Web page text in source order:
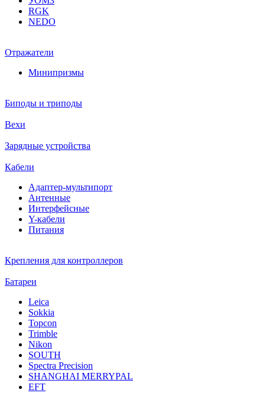
RGK
NEDO
Отражатели
Минипризмы
Биподы и триподы
Вехи
Зарядные устройства
Кабели
Адаптер-мультипорт
Антенные
Интерфейсные
Y-кабели
Питания
Крепления для контроллеров
Батареи
Leica
Sokkia
Topcon
Trimble
Nikon
SOUTH
Spectra Precision
SHANGHAI MERRYPAL
EFT